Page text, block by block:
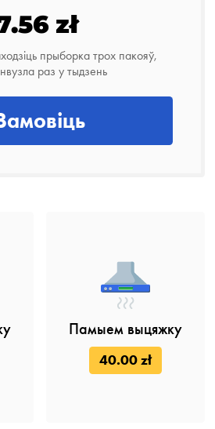
zł
прыборка трох пакояў,
раз у тыдзень
Памыем выцяжку
40.00 zł